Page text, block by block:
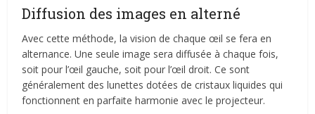
Diffusion des images en alterné
Avec cette méthode, la vision de chaque œil se fera en
alternance. Une seule image sera diffusée à chaque fois,
soit pour l’œil gauche, soit pour l’œil droit. Ce sont
généralement des lunettes dotées de cristaux liquides qui
fonctionnent en parfaite harmonie avec le projecteur.